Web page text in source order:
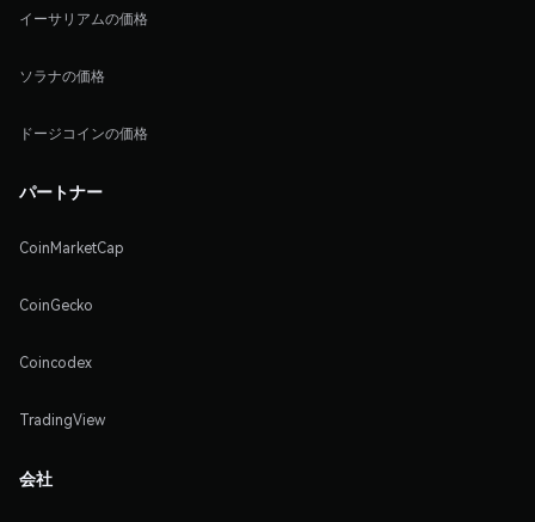
イーサリアムの価格
ソラナの価格
ドージコインの価格
パートナー
CoinMarketCap
CoinGecko
Coincodex
TradingView
会社